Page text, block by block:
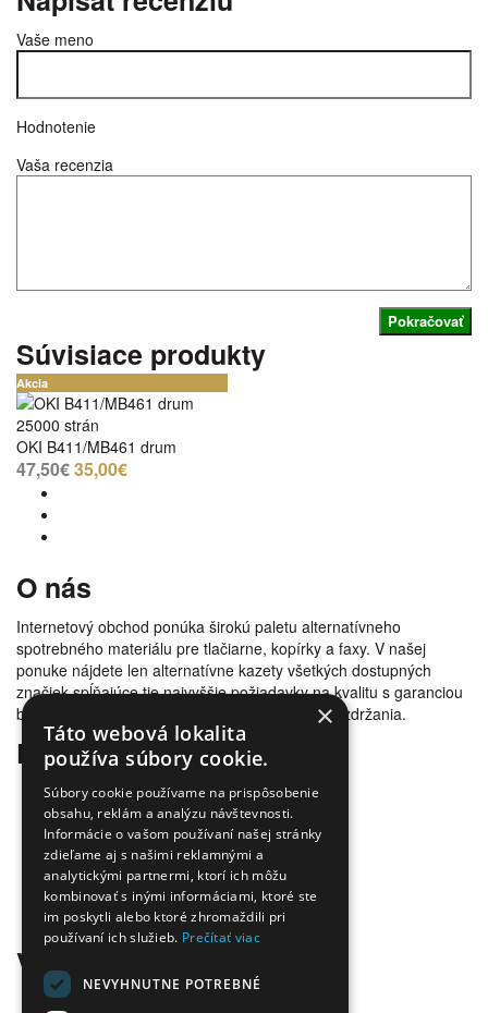
Vaše meno
Hodnotenie
Vaša recenzia
Pokračovať
Súvisiace produkty
Akcia
25000 strán
OKI B411/MB461 drum
47,50€35,00€
O nás
Internetový obchod ponúka širokú paletu alternatívneho
spotrebného materiálu pre tlačiarne, kopírky a faxy. V našej
ponuke nájdete len alternatívne kazety všetkých dostupných
značiek spĺňajúce tie najvyššie požiadavky na kvalitu s garanciou
bezproblémovosti tlače. Tovar doručujeme bez zdržania.
Prečo nakúpiť u nás
Úspora nákladov
Overená kvalita
Doprava zadarmo
Tovar skladom
Ekologická likvidácia tonerov
Množstvo spôsobov platby a dopravy
Ekológia
Všetko o nákupe
Kontaktné informácie
×
Táto webová lokalita
používa súbory cookie.
Súbory cookie používame na prispôsobenie
obsahu, reklám a analýzu návštevnosti.
Informácie o vašom používaní našej stránky
zdieľame aj s našimi reklamnými a
analytickými partnermi, ktorí ich môžu
kombinovať s inými informáciami, ktoré ste
im poskytli alebo ktoré zhromaždili pri
používaní ich služieb. Prečítať viac
NEVYHNUTNE POTREBNÉ